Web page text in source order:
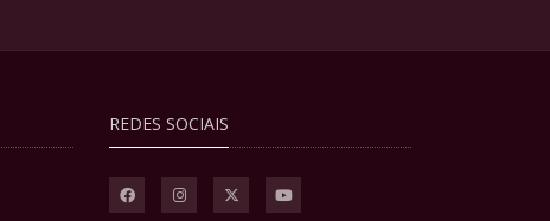
REDES SOCIAIS